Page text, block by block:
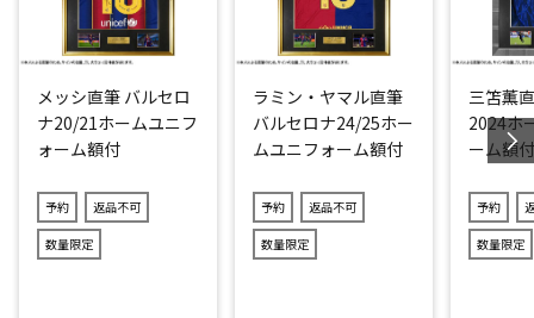
＼さらに、伊東選手の名場面を捉えた写真2枚／
きなりゴールを決め喜びを表す1枚と、森保ジャパン最多アシ
ストを記録している、唯一無二の精度を誇るピンポイントク
ロスを上げているシーン(ホーム中国戦)の1枚です。
※本人による直筆のため、サインの位置、形、大きさに個体
差があります。
メッシ直筆 バルセロ
ナ20/21ホームユニフ
ォーム額付
予約 返品不可
数量限定
ラミン・ヤマル直筆
バルセロナ24/25ホー
ムユニフォーム額付
予約 返品不可
数量限定
三笘薫
2024ホ
ーム額
予約
数量限定